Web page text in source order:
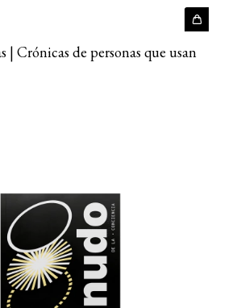
| Crónicas de personas que usan